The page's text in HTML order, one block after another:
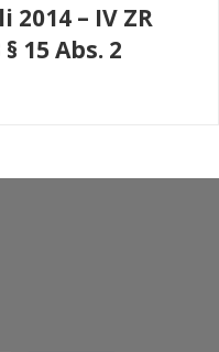
2014 – IV ZR
15 Abs. 2